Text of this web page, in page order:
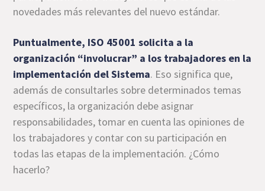
novedades más relevantes del nuevo estándar.
Puntualmente, ISO 45001 solicita a la
organización “involucrar” a los trabajadores en la
implementación del Sistema. Eso significa que,
además de consultarles sobre determinados temas
específicos, la organización debe asignar
responsabilidades, tomar en cuenta las opiniones de
los trabajadores y contar con su participación en
todas las etapas de la implementación. ¿Cómo
hacerlo?